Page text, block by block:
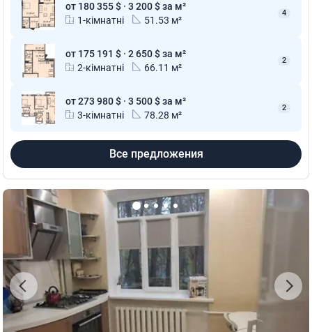
от 180 355 $ · 3 200 $ за м²
1-кімнатні
51.53 м²
4
от 175 191 $ · 2 650 $ за м²
2-кімнатні
66.11 м²
2
от 273 980 $ · 3 500 $ за м²
3-кімнатні
78.28 м²
2
Все предложения